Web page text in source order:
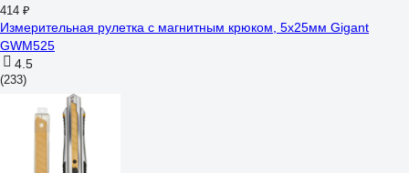
414 ₽
Измерительная рулетка с магнитным крюком, 5x25мм Gigant
GWM525
4.5
(233)